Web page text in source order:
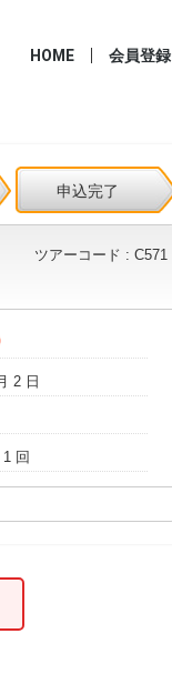
HOME 会員登録
申込完了
ツアーコード : C571
2 日
回